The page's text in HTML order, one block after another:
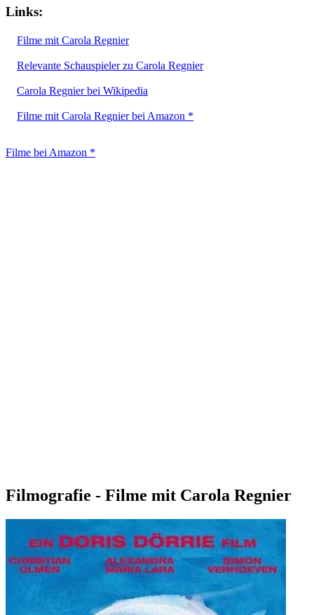
Links:
Filme mit Carola Regnier
Relevante Schauspieler zu Carola Regnier
Carola Regnier bei Wikipedia
Filme mit Carola Regnier bei Amazon *
Filme bei Amazon *
Filmografie - Filme mit Carola Regnier